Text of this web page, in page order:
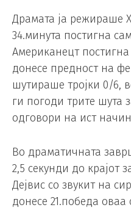
Драмата ја режираше
34.минута постигна
Американецт
донесе предност на
шутираше тројки 0/6,
ги погоди трите шута
одговори на ист
Во драматичната
2,5 секунди до крајот
Дејвис со звукит на
донесе 21.победа оваа